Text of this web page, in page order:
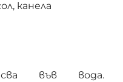
канела
във вода.